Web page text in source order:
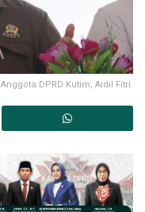
Anggota DPRD Kutim, Aidil Fitri.